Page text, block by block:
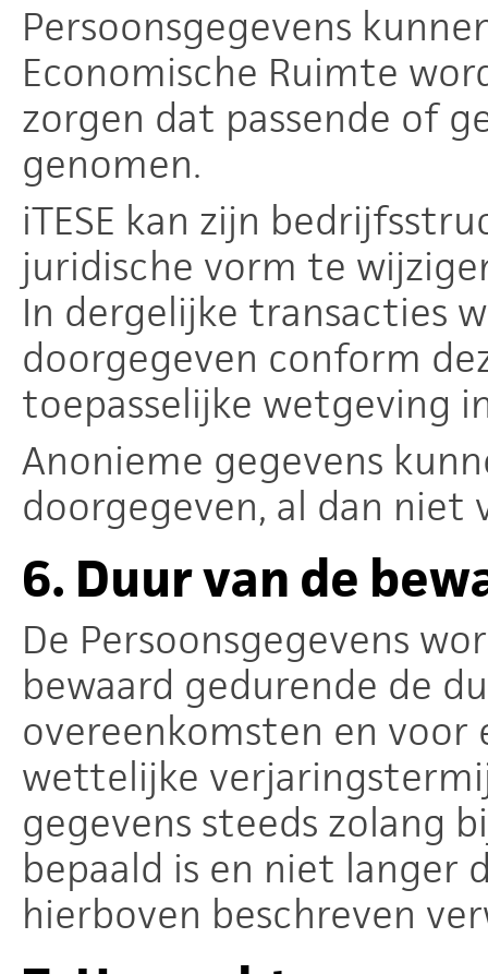
Persoonsgegevens
Economische Ruimte
zorgen dat passende of
genomen.
iTESE kan zijn
juridische vorm te
In dergelijke transacties
doorgegeven conform
toepasselijke wetgeving
Anonieme gegevens
doorgegeven, al dan
6. Duur van de
De Persoonsgegevens
bewaard gedurende de
overeenkomsten en voor
wettelijke
gegevens steeds zolang
bepaald is en niet langer
hierboven beschreven